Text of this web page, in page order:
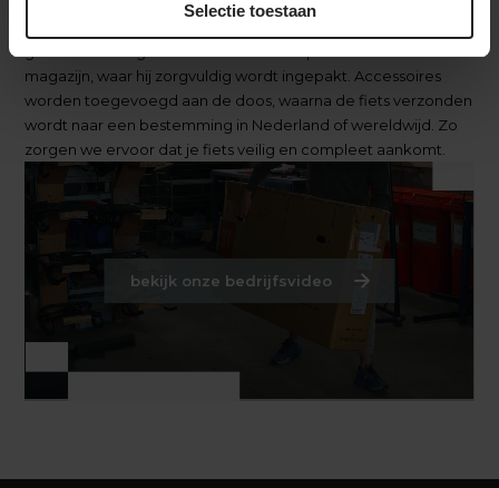
Selectie toestaan
magazijn, waar hij zorgvuldig wordt ingepakt. Accessoires
worden toegevoegd aan de doos, waarna de fiets verzonden
wordt naar een bestemming in Nederland of wereldwijd. Zo
zorgen we ervoor dat je fiets veilig en compleet aankomt.
bekijk onze bedrijfsvideo